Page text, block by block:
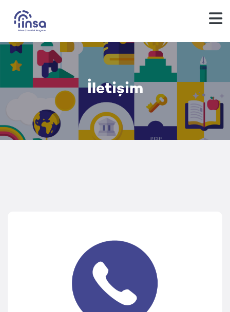
İletişim